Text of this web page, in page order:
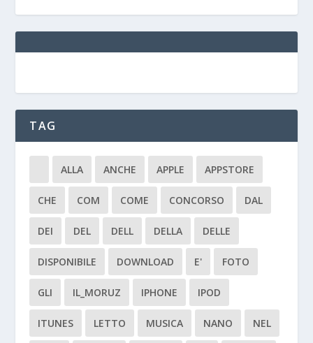
TAG
ALLA ANCHE APPLE APPSTORE
CHE COM COME CONCORSO DAL
DEI DEL DELL DELLA DELLE
DISPONIBILE DOWNLOAD E' FOTO
GLI IL_MORUZ IPHONE IPOD
ITUNES LETTO MUSICA NANO NEL